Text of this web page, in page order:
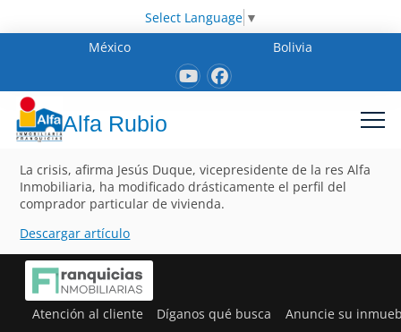
Select Language ▼
México
Bolivia
Alfa Rubio
La crisis, afirma Jesús Duque, vicepresidente de la res Alfa
Inmobiliaria, ha modificado drásticamente el perfil del
comprador particular de vivienda.
Descargar artículo
Atención al cliente Díganos qué busca Anuncie su